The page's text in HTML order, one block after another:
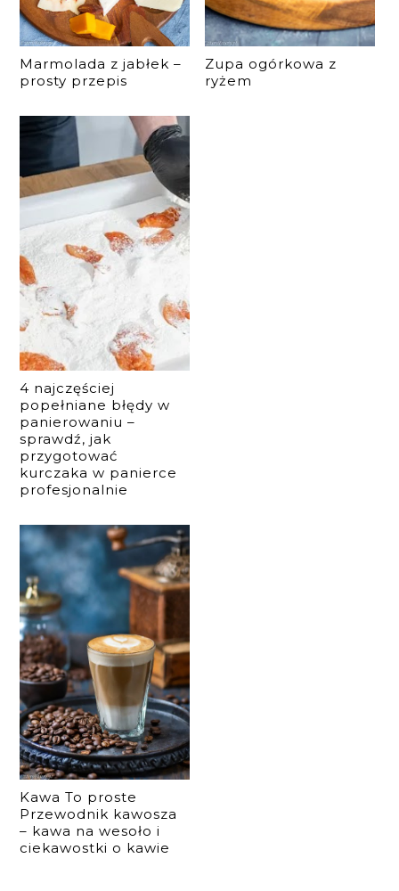
Marmolada z jabłek –
prosty przepis
Zupa ogórkowa z
ryżem
4 najczęściej
popełniane błędy w
panierowaniu –
sprawdź, jak
przygotować
kurczaka w panierce
profesjonalnie
Kawa To proste
Przewodnik kawosza
– kawa na wesoło i
ciekawostki o kawie